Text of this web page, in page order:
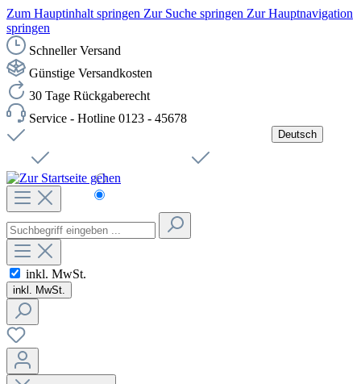
Zum Hauptinhalt springen Zur Suche springen Zur Hauptnavigation
springen
Schneller Versand
Günstige Versandkosten
30 Tage Rückgaberecht
Service - Hotline 0123 - 45678
Deutsch
Čeština
inkl. MwSt.
inkl. MwSt.